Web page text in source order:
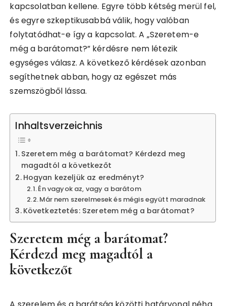
kapcsolatban kellene. Egyre több kétség merül fel,
és egyre szkeptikusabbá válik, hogy valóban
folytatódhat-e így a kapcsolat. A „Szeretem-e
még a barátomat?” kérdésre nem létezik
egységes válasz. A következő kérdések azonban
segíthetnek abban, hogy az egészet más
szemszögből lássa.
Inhaltsverzeichnis
Szeretem még a barátomat? Kérdezd meg
magadtól a következőt
Hogyan kezeljük az eredményt?
Én vagyok az, vagy a barátom
Már nem szerelmesek és mégis együtt maradnak
Következtetés: Szeretem még a barátomat?
Szeretem még a barátomat?
Kérdezd meg magadtól a
következőt